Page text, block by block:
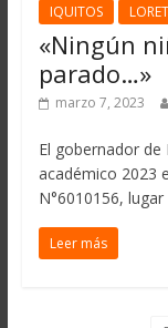
IQUITOS
«Ningún
parado…»
marzo 7, 2023
El gobernador
académico 2023
N°6010156, lugar
Leer más